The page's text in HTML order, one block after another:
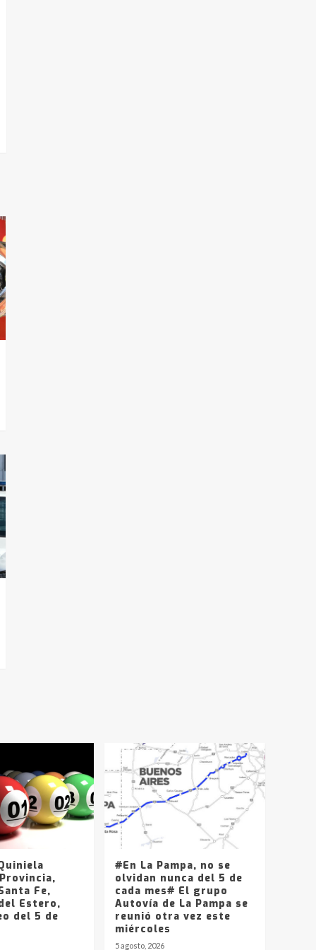
Fe,
Estero,
del 5 de
#En La Pampa, no se
olvidan nunca del 5 de
cada mes# El grupo
Autovía de La Pampa se
reunió otra vez este
miércoles
5 agosto, 2026